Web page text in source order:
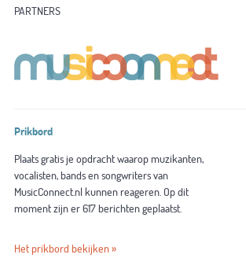
PARTNERS
Prikbord
Plaats gratis je opdracht waarop muzikanten,
vocalisten, bands en songwriters van
MusicConnect.nl kunnen reageren. Op dit
moment zijn er 617 berichten geplaatst.
Het prikbord bekijken »